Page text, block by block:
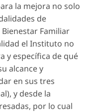
la mejora no solo
de
Familiar
el Instituto no
y específica de qué
alcance y
en sus tres
y desde la
por lo cual